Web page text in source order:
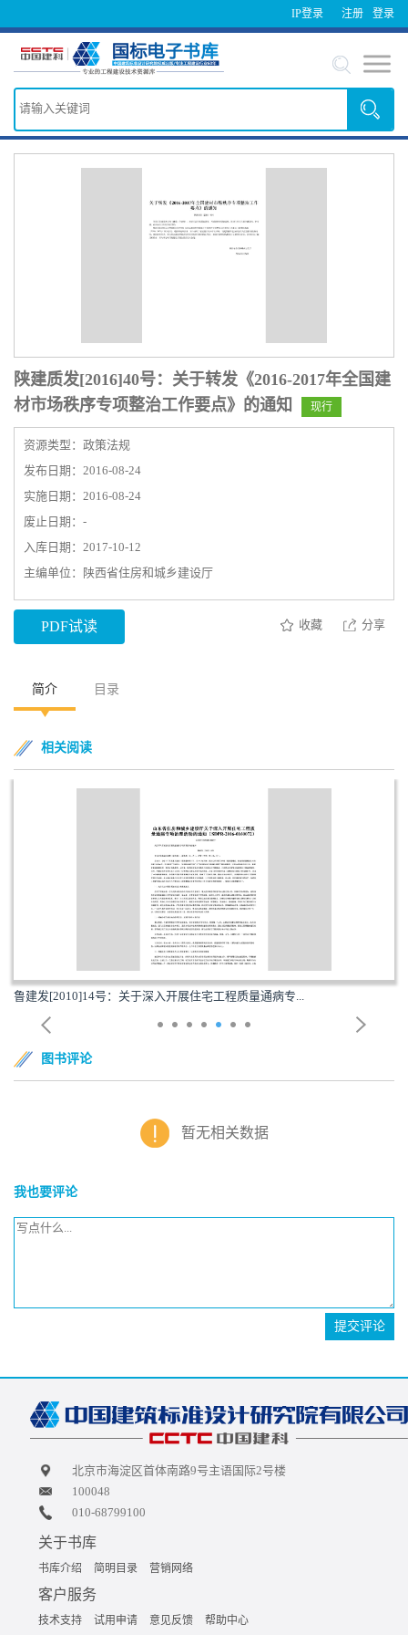
IP登录 登录
注册
陕建质发[2016]40号：关于转发《2016-2017年全国建
材市场秩序专项整治工作要点》的通知
现行
资源类型：政策法规
发布日期：2016-08-24
实施日期：2016-08-24
废止日期：-
入库日期：2017-10-12
主编单位：陕西省住房和城乡建设厅
PDF试读 收藏 分享
简介 目录
相关阅读
鲁建发[2010]14号：关于深入开展住宅工程质量通病专...
图书评论
暂无相关数据
我也要评论
提交评论
北京市海淀区首体南路9号主语国际2号楼
100048
010-68799100
关于书库
书库介绍 简明目录 营销网络
客户服务
技术支持 试用申请 意见反馈 帮助中心